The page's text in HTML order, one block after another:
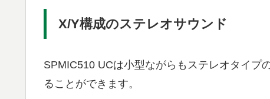
X/Y構成のステレオサウンド
SPMIC510 UCは小型ながらもステレオタイプ
ることができます。